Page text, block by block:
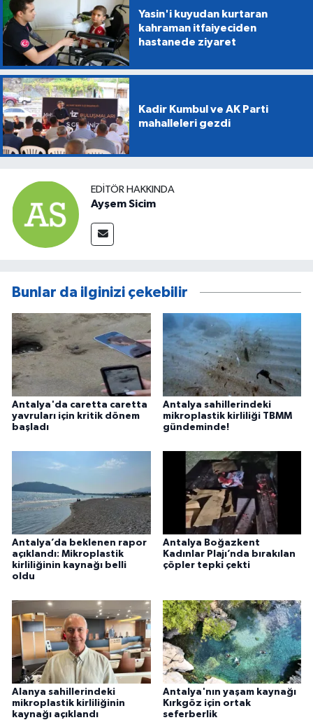
Yasin'i kuyudan kurtaran
kahraman itfaiyeciden
hastanede ziyaret
Kadir Kumbul ve AK Parti
mahalleleri gezdi
EDITÖR HAKKINDA
Ayşem Sicim
Bunlar da ilginizi çekebilir
Antalya'da caretta caretta
yavruları için kritik dönem
başladı
Antalya sahillerindeki
mikroplastik kirliliği TBMM
gündeminde!
Antalya’da beklenen rapor
açıklandı: Mikroplastik
kirliliğinin kaynağı belli
oldu
Antalya Boğazkent
Kadınlar Plajı’nda bırakılan
çöpler tepki çekti
Alanya sahillerindeki
mikroplastik kirliliğinin
kaynağı açıklandı
Antalya'nın yaşam kaynağı
Kırkgöz için ortak
seferberlik